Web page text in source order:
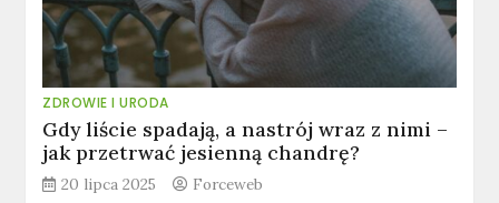
ZDROWIE I URODA
Gdy liście spadają, a nastrój wraz z nimi –
jak przetrwać jesienną chandrę?
20 lipca 2025 Forceweb